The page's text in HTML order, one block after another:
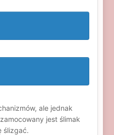
ale jednak
jest ślimak
ślizgać.